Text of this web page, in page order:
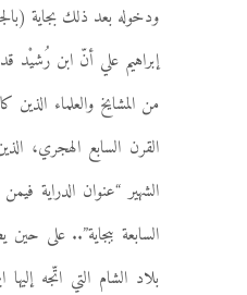
ودخوله بعد ذلك بجاية
إبراهيم علي أنّ ابن
من المشايخ والعلماء الذين
القرن السابع الهجري،
الشهير “عنوان الدراية
السابعة ببجاية”.. على
بلاد الشام التي اتّجه